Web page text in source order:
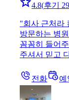
4.8(후기 29
"회사 근처라
방문하는 병
꼼꼼히 들어
주셔서 믿고
전화 예